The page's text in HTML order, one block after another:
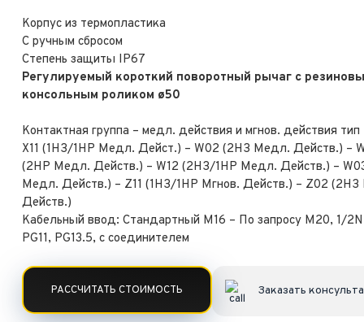
Корпус из термопластика
С ручным сбросом
Степень защиты IP67
Регулируемый короткий поворотный рычаг с
консольным роликом ø50
Контактная группа – медл. действия и мгнов. действия тип
X11 (1НЗ/1НР Медл. Дейст.) – W02 (2НЗ Медл. Действ.) –
(2НР Медл. Действ.) – W12 (2НЗ/1НР Медл. Действ.) –
Медл. Действ.) – Z11 (1НЗ/1НР Мгнов. Действ.) – Z02 (2НЗ
Действ.)
Кабельный ввод: Стандартный M16 – По запросу M20, 1/
PG11, PG13.5, с соединителем
РАССЧИТАТЬ СТОИМОСТЬ Заказать